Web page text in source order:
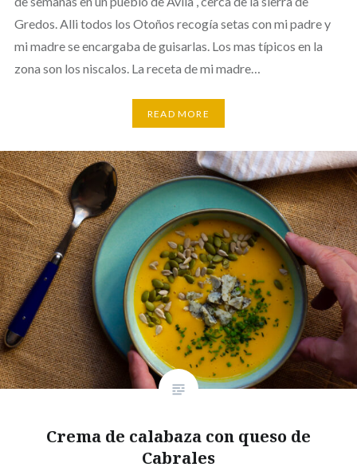
Gredos. Alli todos los Otoños recogía setas con mi padre y
mi madre se encargaba de guisarlas. Los mas típicos en la
zona son los niscalos. La receta de mi madre…
READ MORE
Crema de calabaza con queso de
Cabrales